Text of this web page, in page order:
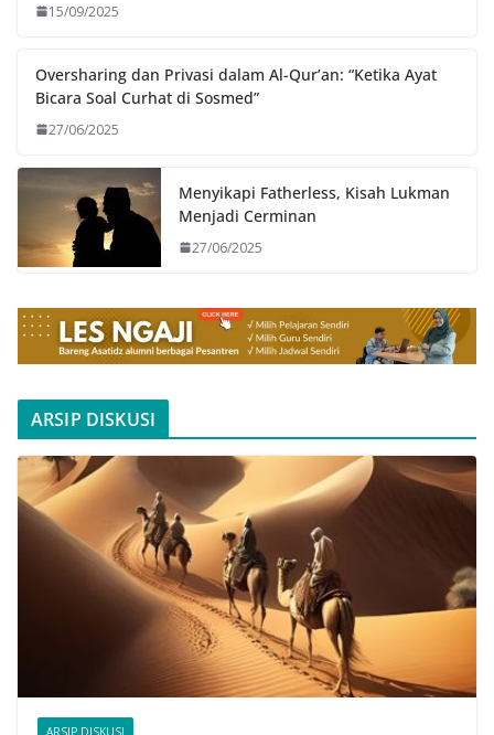
15/09/2025
Oversharing dan Privasi dalam Al-Qur’an: “Ketika Ayat
Bicara Soal Curhat di Sosmed”
27/06/2025
Menyikapi Fatherless, Kisah Lukman
Menjadi Cerminan
27/06/2025
ARSIP DISKUSI
ARSIP DISKUSI